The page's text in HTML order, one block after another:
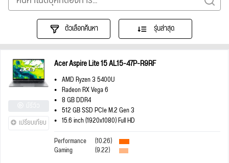
ตัวเลือกค้นหา รุ่นล่าสุด
เปรียบเทียบ
Acer Aspire Lite 15 AL15-47P-R9RF
AMD Ryzen 3 5400U
Radeon RX Vega 6
8 GB DDR4
512 GB SSD PCIe M.2 Gen 3
15.6 inch (1920x1080) Full HD
Performance
(10.26)
Gaming (9.22)